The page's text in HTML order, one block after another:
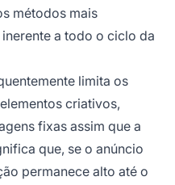
métodos mais
a todo o ciclo da
limita os
criativos,
fixas assim que a
que, se o anúncio
permanece alto até o